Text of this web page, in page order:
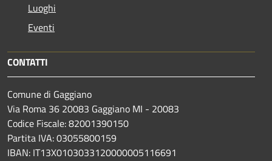
Luoghi
Eventi
CONTATTI
Comune di Gaggiano
Via Roma 36 20083 Gaggiano MI - 20083
Codice Fiscale: 82001390150
Partita IVA: 03055800159
IBAN: IT13X0103033120000005116691